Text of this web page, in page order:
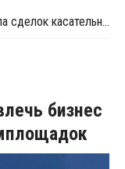
Правительство России утвердило правила сделок касательно обратного акциза на этан и СУГ
бизнес